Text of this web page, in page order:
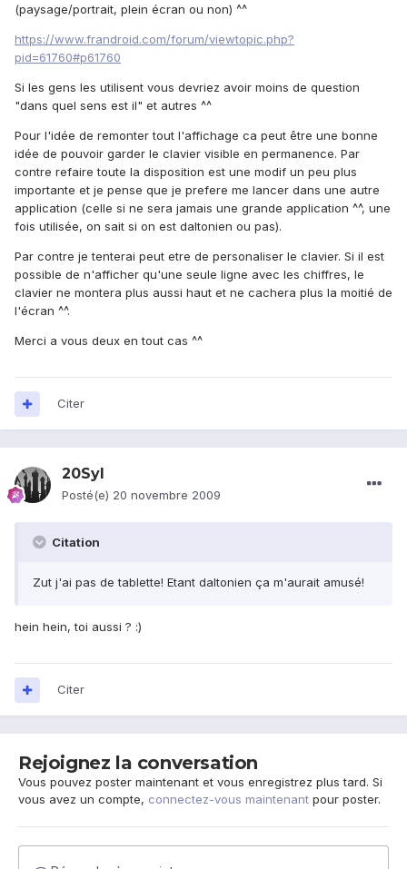
(paysage/portrait, plein écran ou non) ^^
https://www.frandroid.com/forum/viewtopic.php?
pid=61760#p61760
Si les gens les utilisent vous devriez avoir moins de question
"dans quel sens est il" et autres ^^
Pour l'idée de remonter tout l'affichage ca peut être une bonne
idée de pouvoir garder le clavier visible en permanence. Par
contre refaire toute la disposition est une modif un peu plus
importante et je pense que je prefere me lancer dans une autre
application (celle si ne sera jamais une grande application ^^, une
fois utilisée, on sait si on est daltonien ou pas).
Par contre je tenterai peut etre de personaliser le clavier. Si il est
possible de n'afficher qu'une seule ligne avec les chiffres, le
clavier ne montera plus aussi haut et ne cachera plus la moitié de
l'écran ^^.
Merci a vous deux en tout cas ^^
Citer
20Syl
Posté(e) 20 novembre 2009
Citation
Zut j'ai pas de tablette! Etant daltonien ça m'aurait amusé!
hein hein, toi aussi ? :)
Citer
Rejoignez la conversation
Vous pouvez poster maintenant et vous enregistrez plus tard. Si
vous avez un compte, connectez-vous maintenant pour poster.